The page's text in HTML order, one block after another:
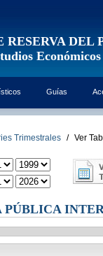
DEL
Económicos
Guías
Trimestrales / Ver
PÚBLICA